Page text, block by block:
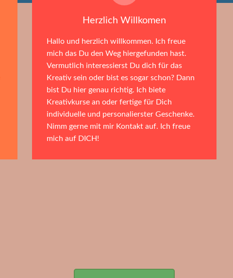
Herzlich Willkomen
Hallo und herzlich willkommen. Ich freue
mich das Du den Weg hiergefunden hast.
Vermutlich interessierst Du dich für das
Kreativ sein oder bist es sogar schon? Dann
bist Du hier genau richtig. Ich biete
Kreativkurse an oder fertige für Dich
individuelle und personalierster Geschenke.
Nimm gerne mit mir Kontakt auf. Ich freue
mich auf DICH!